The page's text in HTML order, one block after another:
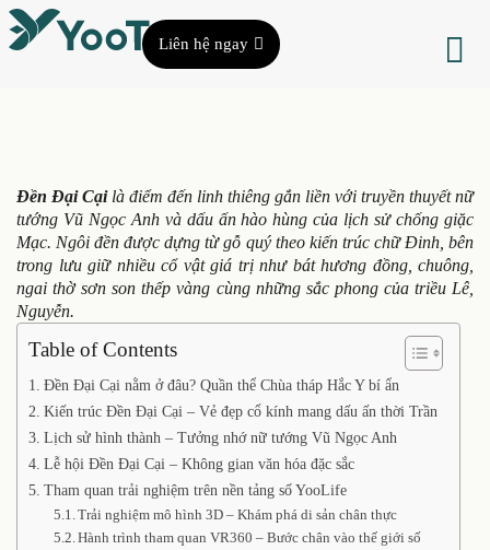
Liên hệ ngay
Đền Đại Cạilà điểm đến linh thiêng gắn liền với truyền thuyết nữ
tướng Vũ Ngọc Anh và dấu ấn hào hùng của lịch sử chống giặc
Mạc. Ngôi đền được dựng từ gỗ quý theo kiến trúc chữ Đinh, bên
trong lưu giữ nhiều cổ vật giá trị như bát hương đồng, chuông,
ngai thờ sơn son thếp vàng cùng những sắc phong của triều Lê,
Nguyễn.
Table of Contents
Đền Đại Cại nằm ở đâu? Quần thể Chùa tháp Hắc Y bí ẩn
Kiến trúc Đền Đại Cại – Vẻ đẹp cổ kính mang dấu ấn thời Trần
Lịch sử hình thành – Tưởng nhớ nữ tướng Vũ Ngọc Anh
Lễ hội Đền Đại Cại – Không gian văn hóa đặc sắc
Tham quan trải nghiệm trên nền tảng số YooLife
Trải nghiệm mô hình 3D – Khám phá di sản chân thực
Hành trình tham quan VR360 – Bước chân vào thế giới số